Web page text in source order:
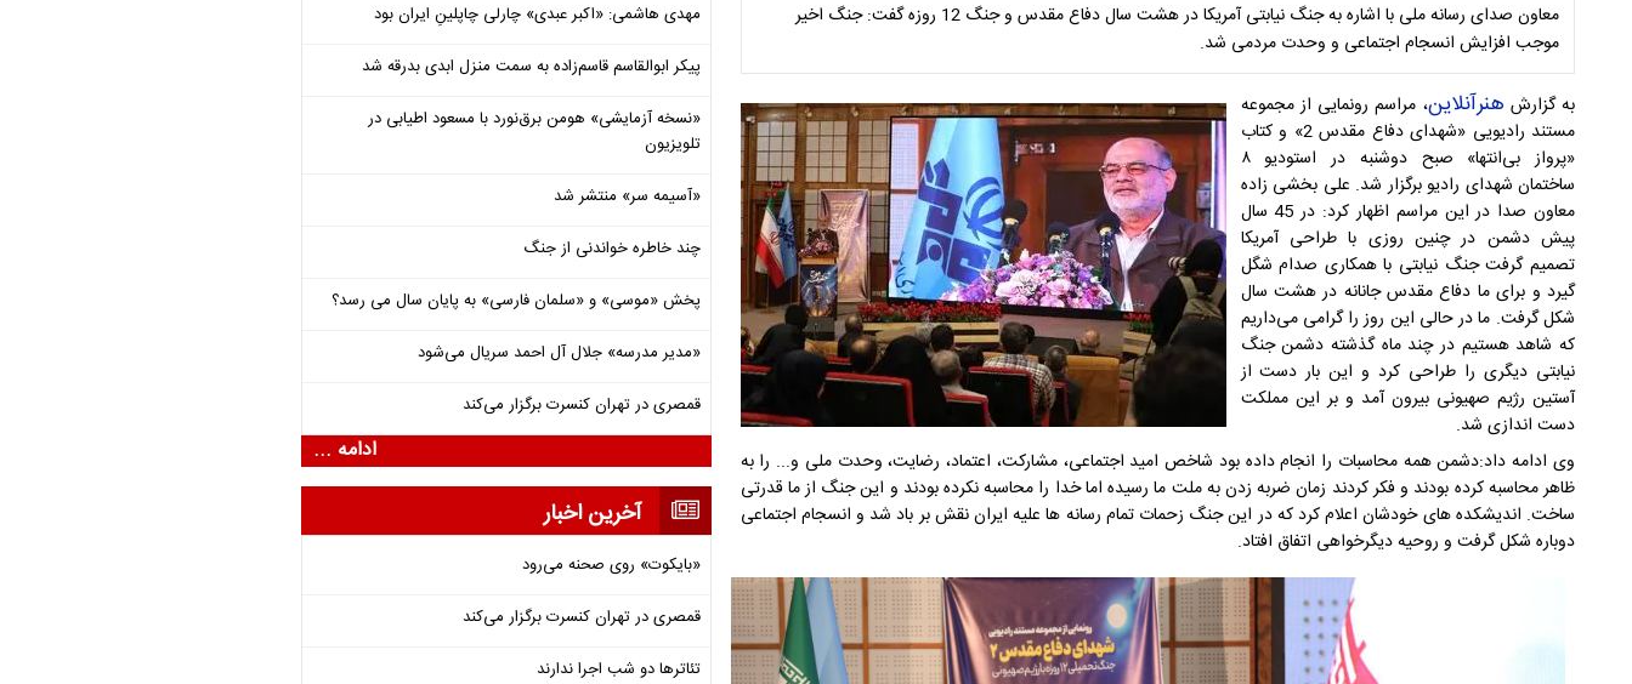
معاون صدای رسانه ملی با اشاره به جنگ نیابتی آمریکا در هشت سال دفاع مقدس و جنگ 12 روزه گفت: جنگ اخیر
موجب افزایش انسجام اجتماعی و وحدت مردمی شد.
به گزارش هنرآنلاین، مراسم رونمایی از مجموعه
مستند رادیویی «شهدای دفاع مقدس 2» و کتاب
«پرواز بی‌انتها» صبح دوشنبه در استودیو ۸
ساختمان شهدای رادیو برگزار شد. علی بخشی زاده
معاون صدا در این مراسم اظهار کرد: در 45 سال
پیش دشمن در چنین روزی با طراحی آمریکا
تصمیم گرفت جنگ نیابتی با همکاری صدام شگل
گیرد و برای ما دفاع مقدس جانانه در هشت سال
شکل گرفت. ما در حالی این روز را گرامی می‌داریم
که شاهد هستیم در چند ماه گذشته دشمن جنگ
نیابتی دیگری را طراحی کرد و این بار دست از
آستین رژیم صهیونی بیرون آمد و بر این مملکت
دست اندازی شد.
وی ادامه داد:دشمن همه محاسبات را انجام داده بود شاخص امید اجتماعی، مشارکت، اعتماد، رضایت، وحدت ملی و... را به
ظاهر محاسبه کرده بودند و فکر کردند زمان ضربه زدن به ملت ما رسیده اما خدا را محاسبه نکرده بودند و این جنگ از ما قدرتی
ساخت. اندیشکده های خودشان اعلام کرد که در این جنگ زحمات تمام رسانه ها علیه ایران نقش بر باد شد و انسجام اجتماعی
دوباره شکل گرفت و روحیه دیگرخواهی اتفاق افتاد.
مهدی هاشمی: «اکبر عبدی» چارلی چاپلینِ ایران بود
پیکر ابوالقاسم قاسم‌زاده به سمت منزل ابدی بدرقه شد
«نسخه آزمایشی» هومن برق‌نورد با مسعود اطیابی در
تلویزیون
«آسیمه سر» منتشر شد
چند خاطره خواندنی از جنگ
پخش «موسی» و «سلمان فارسی» به پایان سال می رسد؟
«مدیر مدرسه» جلال آل احمد سریال می‌شود
قمصری در تهران کنسرت برگزار می‌کند
ادامه ...
آخرین اخبار
«بایکوت» روی صحنه می‌رود
قمصری در تهران کنسرت برگزار می‌کند
تئاترها دو شب اجرا ندارند